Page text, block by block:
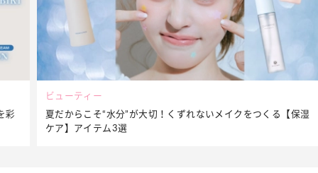
ビューティー
夏だからこそ“水分”が大切！くずれないメイクをつくる【保湿
ケア】アイテム3選